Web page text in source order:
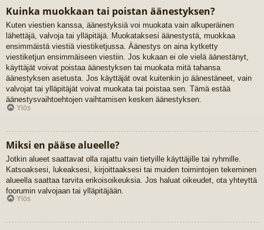
Kuinka muokkaan tai poistan äänestyksen?
Kuten viestien kanssa, äänestyksiä voi muokata vain alkuperäinen
lähettäjä, valvoja tai ylläpitäjä. Muokataksesi äänestystä, muokkaa
ensimmäistä viestiä viestiketjussa. Äänestys on aina kytketty
viestiketjun ensimmäiseen viestiin. Jos kukaan ei ole vielä äänestänyt,
käyttäjät voivat poistaa äänestyksen tai muokata mitä tahansa
äänestyksen asetusta. Jos käyttäjät ovat kuitenkin jo äänestäneet, vain
valvojat tai ylläpitäjät voivat muokata tai poistaa sen. Tämä estää
äänestysvaihtoehtojen vaihtamisen kesken äänestyksen.
Ylös
Miksi en pääse alueelle?
Jotkin alueet saattavat olla rajattu vain tietyille käyttäjille tai ryhmille.
Katsoaksesi, lukeaksesi, kirjoittaaksesi tai muiden toimintojen tekeminen
alueella saattaa tarvita erikoisoikeuksia. Jos haluat oikeudet, ota yhteyttä
foorumin valvojaan tai ylläpitäjään.
Ylös